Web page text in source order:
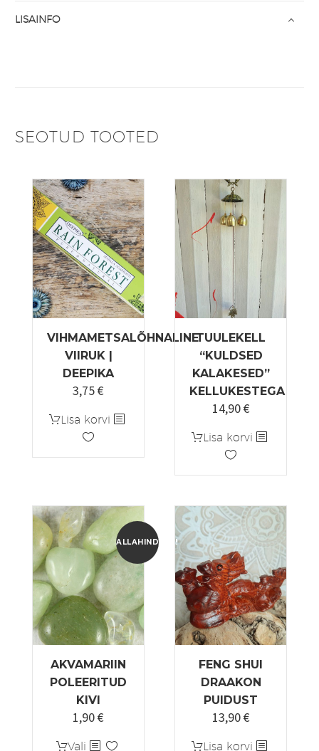
LISAINFO
SEOTUD TOOTED
VIHMAMETSALÕHNALINE
VIIRUK |
DEEPIKA
3,75€
Lisa korvi
TUULEKELL
“KULDSED
KALAKESED”
KELLUKESTEGA
14,90€
Lisa korvi
ALLAHINDLUS!
AKVAMARIIN
POLEERITUD
KIVI
Algne
1,90€
Vali Sellel
FENG SHUI
DRAAKON
PUIDUST
13,90€
Lisa korvi